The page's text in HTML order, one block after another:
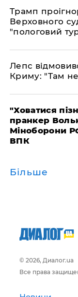
Трамп
Верховного
"пологовий
Лепс
Криму: "Там
"Ховатися
пранкер
Міноборони
ВПК
Більше
© 2026, Диалог.ua
Все права